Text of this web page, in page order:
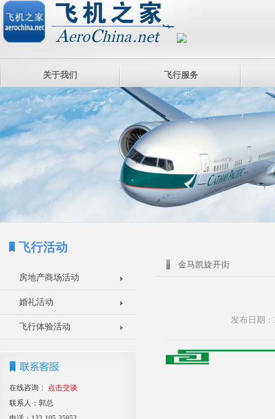
关于我们 飞行服务
飞行活动
房地产商场活动
婚礼活动
飞行体验活动
在线咨询：
点击交谈
联系人：郭总
金马凯旋开街
发布日期